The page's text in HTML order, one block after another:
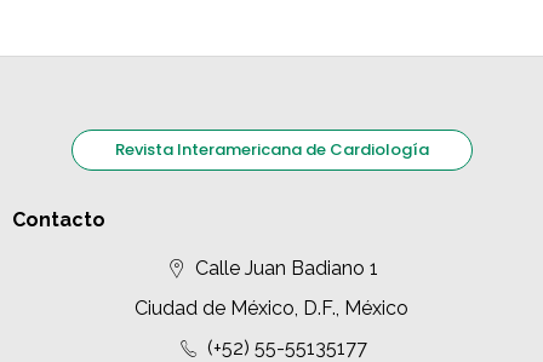
Revista Interamericana de Cardiología
Contacto
Calle Juan Badiano 1
Ciudad de México, D.F., México
(+52) 55-55135177